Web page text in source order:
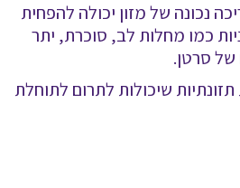
נכונה של מזון יכולה להפחית
כמו מחלות לב, סוכרת, יתר
של סרטן.
שיכולות לתרום לתוחלת